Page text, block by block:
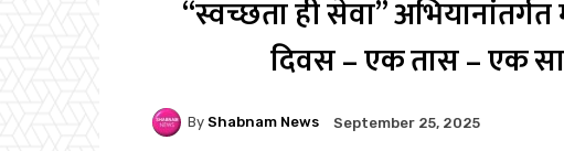
“स्वच्छता ही सेवा”
दिवस – एक तास – एक
By Shabnam News September 25, 2025